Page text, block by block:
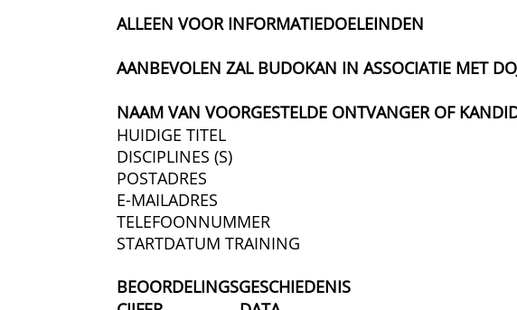
ALLEEN VOOR INFORMATIEDOELEINDEN
AANBEVOLEN ZAL BUDOKAN IN ASSOCIATIE MET
NAAM VAN VOORGESTELDE ONTVANGER OF
HUIDIGE TITEL
DISCIPLINES (S)
POSTADRES
E-MAILADRES
TELEFOONNUMMER
STARTDATUM TRAINING
BEOORDELINGSGESCHIEDENIS